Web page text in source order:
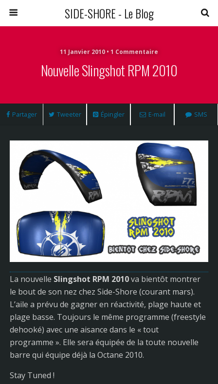
SIDE-SHORE - Le Blog
11 Janvier 2010 • 1 Commentaire
Nouvelle Slingshot RPM 2010
Partager Tweeter Épingler E-mail SMS
La nouvelle Slingshot RPM 2010va bientôt montrer
le bout de son nez chez Side-Shore (courant mars).
L’aile a prévu de gagner en réactivité, plage haute et
plage basse. Toujours le même programme (freestyle
dehooké) avec une aisance dans le « tout
programme ». Elle sera équipée de la toute nouvelle
barre qui équipe déjà la Octane 2010.
Stay Tuned !